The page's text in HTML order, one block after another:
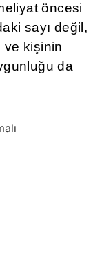
öncesi
sayı değil,
ve kişinin
da